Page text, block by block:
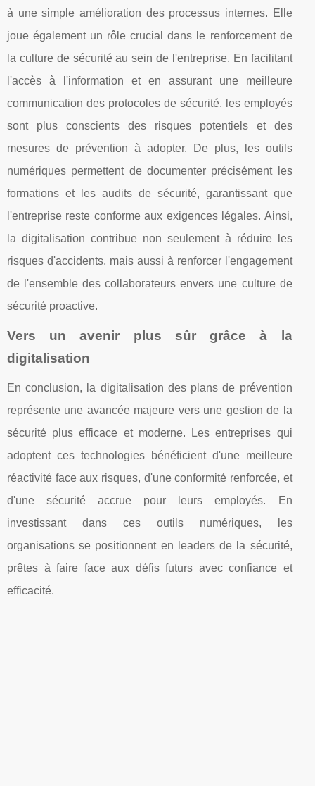
à une simple amélioration des processus internes. Elle
joue également un rôle crucial dans le renforcement de
la culture de sécurité au sein de l'entreprise. En facilitant
l'accès à l'information et en assurant une meilleure
communication des protocoles de sécurité, les employés
sont plus conscients des risques potentiels et des
mesures de prévention à adopter. De plus, les outils
numériques permettent de documenter précisément les
formations et les audits de sécurité, garantissant que
l'entreprise reste conforme aux exigences légales. Ainsi,
la digitalisation contribue non seulement à réduire les
risques d'accidents, mais aussi à renforcer l'engagement
de l'ensemble des collaborateurs envers une culture de
sécurité proactive.
Vers un avenir plus sûr grâce à la
digitalisation
En conclusion, la digitalisation des plans de prévention
représente une avancée majeure vers une gestion de la
sécurité plus efficace et moderne. Les entreprises qui
adoptent ces technologies bénéficient d'une meilleure
réactivité face aux risques, d'une conformité renforcée, et
d'une sécurité accrue pour leurs employés. En
investissant dans ces outils numériques, les
organisations se positionnent en leaders de la sécurité,
prêtes à faire face aux défis futurs avec confiance et
efficacité.